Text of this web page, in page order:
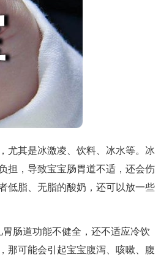
其是冰激凌、饮料、冰水等。冰
担，导致宝宝肠胃道不适，还会伤
低脂、无脂的酸奶，还可以放一些
肠道功能不健全，还不适应冷饮
那可能会引起宝宝腹泻、咳嗽、腹